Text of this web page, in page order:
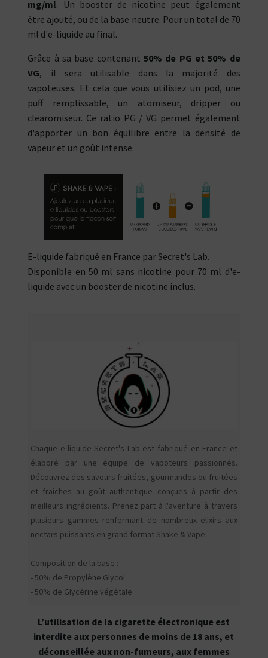
mg/ml. Un booster de nicotine peut également
être ajouté, ou de la base neutre. Pour un total de 70
ml d'e-liquide au final.
Grâce à sa base contenant 50% de PG et 50% de
VG, il sera utilisable dans la majorité des
vapoteuses. Et cela que vous utilisiez un pod, une
puff remplissable, un atomiseur, dripper ou
clearomiseur. Ce ratio PG / VG permet également
d'apporter un bon équilibre entre la densité de
vapeur et un goût intense.
E-liquide fabriqué en France par Secret's Lab.
Disponible en 50 ml sans nicotine pour 70 ml d'e-
liquide avec un booster de nicotine inclus.
Chaque e-liquide Secret's Lab est fabriqué en France et
élaboré par une équipe de vapoteurs passionnés.
Découvrez des saveurs fruitées, gourmandes ou fruitées
et fraiches au goût authentique conçues à partir des
meilleurs ingrédients. Prenez part à l'aventure à travers
plusieurs gammes renfermant de nombreux elixirs aux
nectars puissants en grand format Shake & Vape.
Composition de la base :
- 50% de Propylène Glycol
- 50% de Glycérine végétale
L’utilisation de la cigarette électronique est
interdite aux personnes de moins de 18 ans, et
déconseillée aux non-fumeurs, aux femmes